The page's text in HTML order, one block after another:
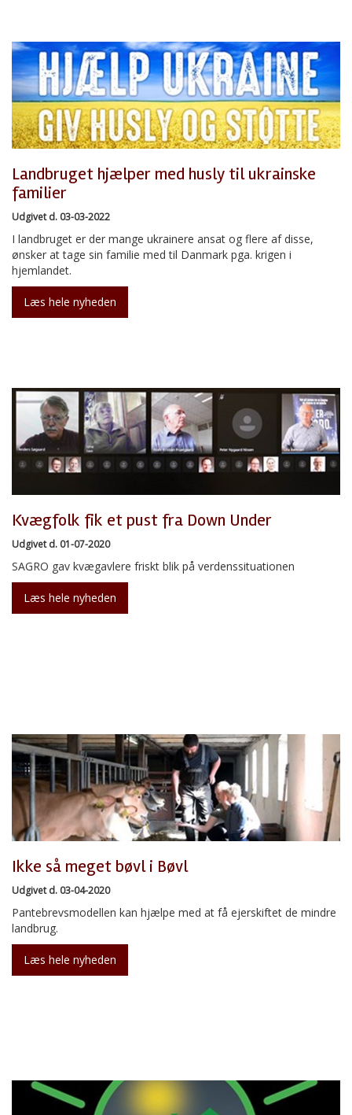
Landbruget hjælper med husly til ukrainske
familier
Udgivet d. 03-03-2022
I landbruget er der mange ukrainere ansat og flere af disse,
ønsker at tage sin familie med til Danmark pga. krigen i
hjemlandet.
Læs hele nyheden
Kvægfolk fik et pust fra Down Under
Udgivet d. 01-07-2020
SAGRO gav kvægavlere friskt blik på verdenssituationen
Læs hele nyheden
Ikke så meget bøvl i Bøvl
Udgivet d. 03-04-2020
Pantebrevsmodellen kan hjælpe med at få ejerskiftet de mindre
landbrug.
Læs hele nyheden